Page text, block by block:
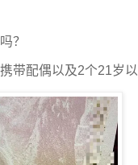
？
带配偶以及2个21岁以